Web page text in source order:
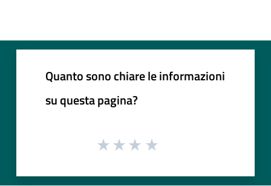
Quanto sono chiare le informazioni
su questa pagina?